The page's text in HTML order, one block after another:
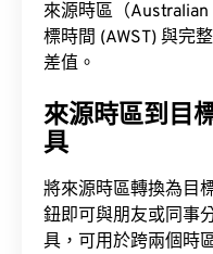
來源時區（
標時間 (AWST) 與完
差值。
來源時區到目
具
將來源時區轉換為目
鈕即可與朋友或同事
具，可用於跨兩個時